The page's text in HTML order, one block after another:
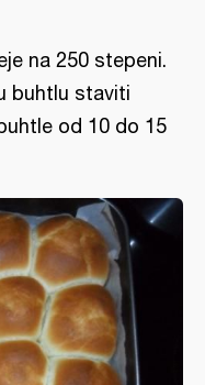
na 250 stepeni.
buhtlu staviti
od 10 do 15